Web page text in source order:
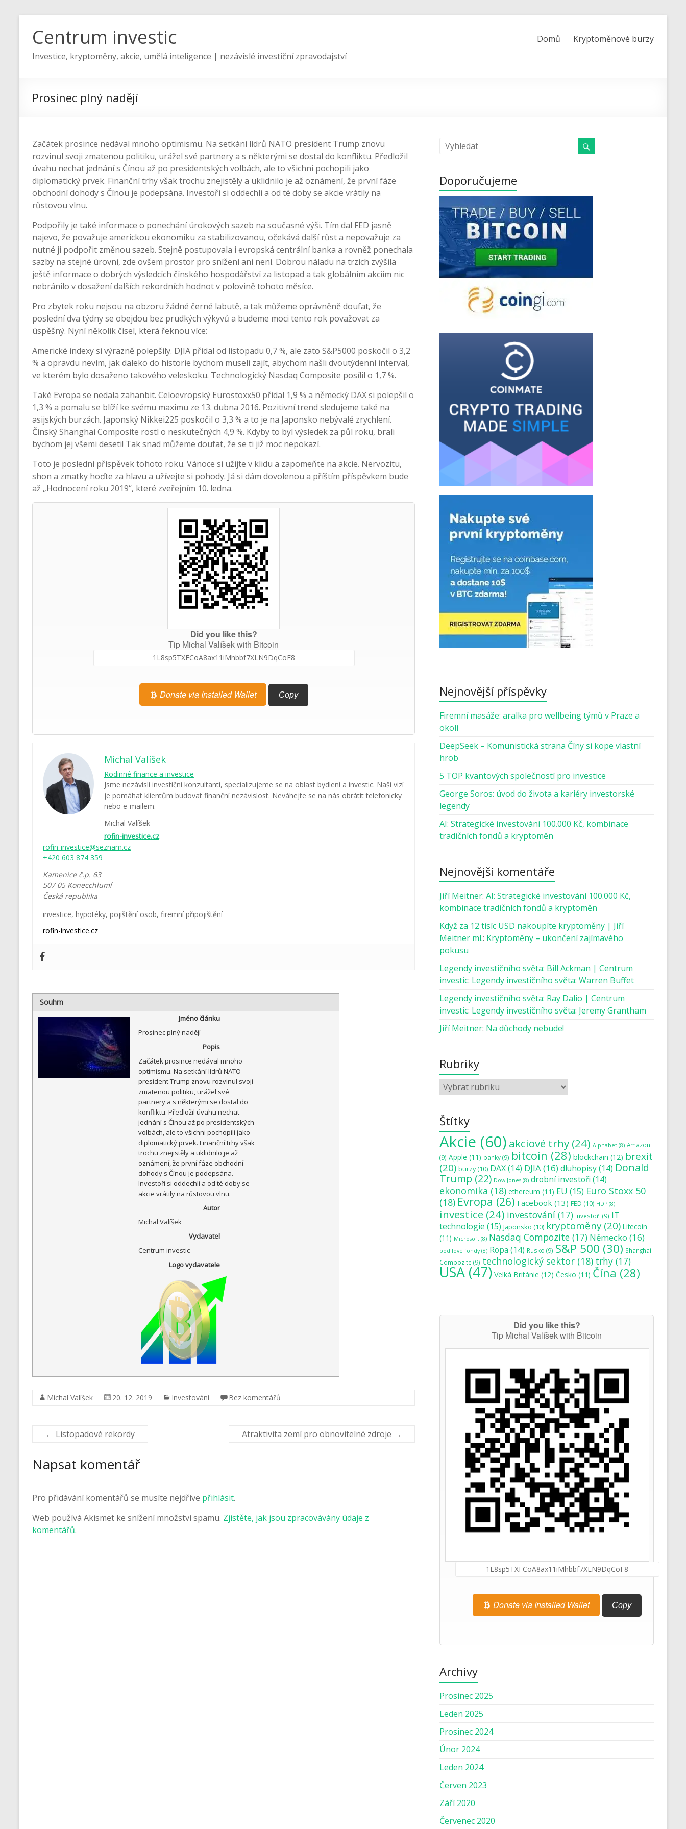
Centrum investic
Investice, kryptoměny, akcie, umělá inteligence | nezávislé investiční zpravodajství
Domů Kryptoměnové burzy
Prosinec plný nadějí
Začátek prosince nedával mnoho optimismu. Na setkání lídrů NATO president Trump znovu
rozvinul svoji zmatenou politiku, urážel své partnery a s některými se dostal do konfliktu. Předložil
úvahu nechat jednání s Čínou až po presidentských volbách, ale to všichni pochopili jako
diplomatický prvek. Finanční trhy však trochu znejistěly a uklidnilo je až oznámení, že první fáze
obchodní dohody s Čínou je podepsána. Investoři si oddechli a od té doby se akcie vrátily na
růstovou vlnu.
Podpořily je také informace o ponechání úrokových sazeb na současné výši. Tím dal FED jasně
najevo, že považuje americkou ekonomiku za stabilizovanou, očekává další růst a nepovažuje za
nutné ji podpořit změnou sazeb. Stejně postupovala i evropská centrální banka a rovněž ponechala
sazby na stejné úrovni, zde ovšem prostor pro snížení ani není. Dobrou náladu na trzích zvýšila
ještě informace o dobrých výsledcích čínského hospodářství za listopad a tak globálním akciím nic
nebránilo v dosažení dalších rekordních hodnot v polovině tohoto měsíce.
Pro zbytek roku nejsou na obzoru žádné černé labutě, a tak můžeme oprávněně doufat, že
poslední dva týdny se obejdou bez prudkých výkyvů a budeme moci tento rok považovat za
úspěšný. Nyní několik čísel, která řeknou více:
Americké indexy si výrazně polepšily. DJIA přidal od listopadu 0,7 %, ale zato S&P5000 poskočil o 3,2
% a opravdu nevím, jak daleko do historie bychom museli zajít, abychom našli dvoutýdenní interval,
ve kterém bylo dosaženo takového veleskoku. Technologický Nasdaq Composite posílil o 1,7 %.
Také Evropa se nedala zahanbit. Celoevropský Eurostoxx50 přidal 1,9 % a německý DAX si polepšil o
1,3 % a pomalu se blíží ke svému maximu ze 13. dubna 2016. Pozitivní trend sledujeme také na
asijských burzách. Japonský Nikkei225 poskočil o 3,3 % a to je na Japonsko nebývalé zrychlení.
Čínský Shanghai Composite rostl o neskutečných 4,9 %. Kdyby to byl výsledek za půl roku, brali
bychom jej všemi deseti! Tak snad můžeme doufat, že se ti již moc nepokazí.
Toto je poslední příspěvek tohoto roku. Vánoce si užijte v klidu a zapomeňte na akcie. Nervozitu,
shon a zmatky hoďte za hlavu a užívejte si pohody. Já si dám dovolenou a příštím příspěvkem bude
až „Hodnocení roku 2019“, které zveřejním 10. ledna.
Did you like this?
Tip Michal Valíšek with Bitcoin
Donate via Installed Wallet Copy
Michal Valíšek
Rodinné finance a investice
Jsme nezávislí investiční konzultanti, specializujeme se na oblast bydlení a investic. Naší vizí
je pomáhat klientům budovat finanční nezávislost. Neváhejte se na nás obrátit telefonicky
nebo e-mailem.
Michal Valíšek
rofin-investice.cz
rofin-investice@seznam.cz
+420 603 874 359
Kamenice č.p. 63
507 05 Konecchlumí
Česká republika
investice, hypotéky, pojištění osob, firemní připojištění
rofin-investice.cz
Souhrn
Jméno článku
Prosinec plný nadějí
Popis
Začátek prosince nedával mnoho
optimismu. Na setkání lídrů NATO
president Trump znovu rozvinul svoji
zmatenou politiku, urážel své
partnery a s některými se dostal do
konfliktu. Předložil úvahu nechat
jednání s Čínou až po presidentských
volbách, ale to všichni pochopili jako
diplomatický prvek. Finanční trhy však
trochu znejistěly a uklidnilo je až
oznámení, že první fáze obchodní
dohody s Čínou je podepsána.
Investoři si oddechli a od té doby se
akcie vrátily na růstovou vlnu.
Autor
Michal Valíšek
Vydavatel
Centrum investic
Logo vydavatele
Michal Valíšek 20. 12. 2019 Investování Bez komentářů
← Listopadové rekordy Atraktivita zemí pro obnovitelné zdroje →
Napsat komentář
Pro přidávání komentářů se musíte nejdříve přihlásit.
Web používá Akismet ke snížení množství spamu. Zjistěte, jak jsou zpracovávány údaje z
komentářů.
Doporučujeme
Nejnovější příspěvky
Firemní masáže: aralka pro wellbeing týmů v Praze a
okolí
DeepSeek – Komunistická strana Číny si kope vlastní
hrob
5 TOP kvantových společností pro investice
George Soros: úvod do života a kariéry investorské
legendy
AI: Strategické investování 100.000 Kč, kombinace
tradičních fondů a kryptoměn
Nejnovější komentáře
Jiří Meitner: AI: Strategické investování 100.000 Kč,
kombinace tradičních fondů a kryptoměn
Když za 12 tisíc USD nakoupíte kryptoměny | Jiří
Meitner ml.: Kryptoměny – ukončení zajímavého
pokusu
Legendy investičního světa: Bill Ackman | Centrum
investic: Legendy investičního světa: Warren Buffet
Legendy investičního světa: Ray Dalio | Centrum
investic: Legendy investičního světa: Jeremy Grantham
Jiří Meitner: Na důchody nebude!
Rubriky
Štítky
Akcie (60) akciové trhy (24) Alphabet (8) Amazon
(9) Apple (11) banky(9) bitcoin (28) blockchain (12) brexit
(20) burzy(10) DAX(14) DJIA(16)dluhopisy(14) Donald
Trump (22) Dow Jones (8) drobní investoři (14)
ekonomika (18) ethereum (11) EU (15) Euro Stoxx 50
(18) Evropa (26) Facebook (13) FED (10) HDP (8)
investice (24) investování (17) investoři (9) IT
technologie (15) Japonsko (10) kryptoměny(20) Litecoin
(11) Microsoft (8) Nasdaq Compozite (17) Německo (16)
podílové fondy(8) Ropa (14) Rusko (9) S&P 500 (30) Shanghai
Compozite (9) technologický sektor (18) trhy (17)
USA (47) Velká Británie (12) Česko (11) Čína (28)
Did you like this?
Tip Michal Valíšek with Bitcoin
Donate via Installed Wallet Copy
Archivy
Prosinec 2025
Leden 2025
Prosinec 2024
Únor 2024
Leden 2024
Červen 2023
Září 2020
Červenec 2020